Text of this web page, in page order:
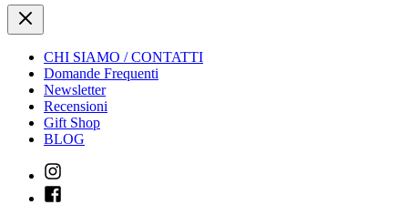
CHI SIAMO / CONTATTI
Domande Frequenti
Newsletter
Recensioni
Gift Shop
BLOG